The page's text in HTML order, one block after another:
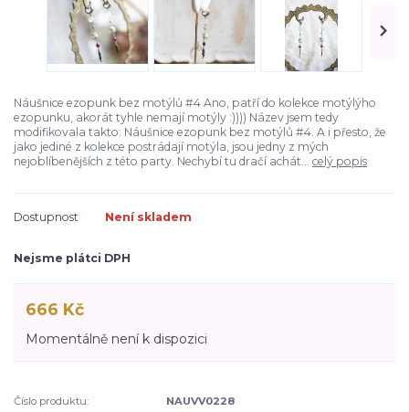
Náušnice ezopunk bez motýlů #4 Ano, patří do kolekce motýlýho
ezopunku, akorát tyhle nemají motýly :)))) Název jsem tedy
modifikovala takto: Náušnice ezopunk bez motýlů #4. A i přesto, že
jako jediné z kolekce postrádají motýla, jsou jedny z mých
nejoblíbenějších z této party. Nechybí tu dračí achát... celý popis
Dostupnost Není skladem
Nejsme plátci DPH
666 Kč
Momentálně není k dispozici
Číslo produktu:
NAUVV0228